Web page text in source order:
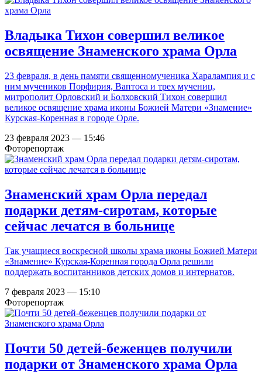
Владыка Тихон совершил великое
освящение Знаменского храма Орла
23 февраля, в день памяти священномученика Харалампия и с
ним мучеников Порфирия, Ваптоса и трех мучениц,
митрополит Орловский и Болховский Тихон совершил
великое освящение храма иконы Божией Матери «Знамение»
Курская-Коренная в городе Орле.
23 февраля 2023 — 15:46
Фоторепортаж
Знаменский храм Орла передал
подарки детям-сиротам, которые
сейчас лечатся в больнице
Так учащиеся воскресной школы храма иконы Божией Матери
«Знамение» Курская-Коренная города Орла решили
поддержать воспитанников детских домов и интернатов.
7 февраля 2023 — 15:10
Фоторепортаж
Почти 50 детей-беженцев получили
подарки от Знаменского храма Орла